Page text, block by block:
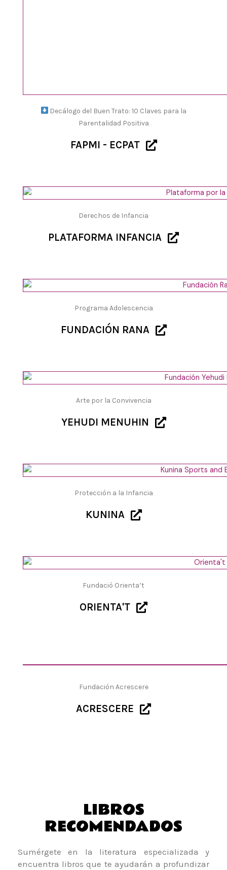
Decálogo del Buen Trato: 10 Claves para la
Parentalidad Positiva
FAPMI - ECPAT
Derechos de Infancia
PLATAFORMA INFANCIA
Programa Adolescencia
FUNDACIÓN RANA
Arte por la Convivencia
YEHUDI MENUHIN
Protección a la Infancia
KUNINA
Fundació Orienta’t
ORIENTA'T
Fundación Acrescere
ACRESCERE
LIBROS
RECOMENDADOS
Sumérgete en la literatura especializada y
encuentra libros que te ayudarán a profundizar